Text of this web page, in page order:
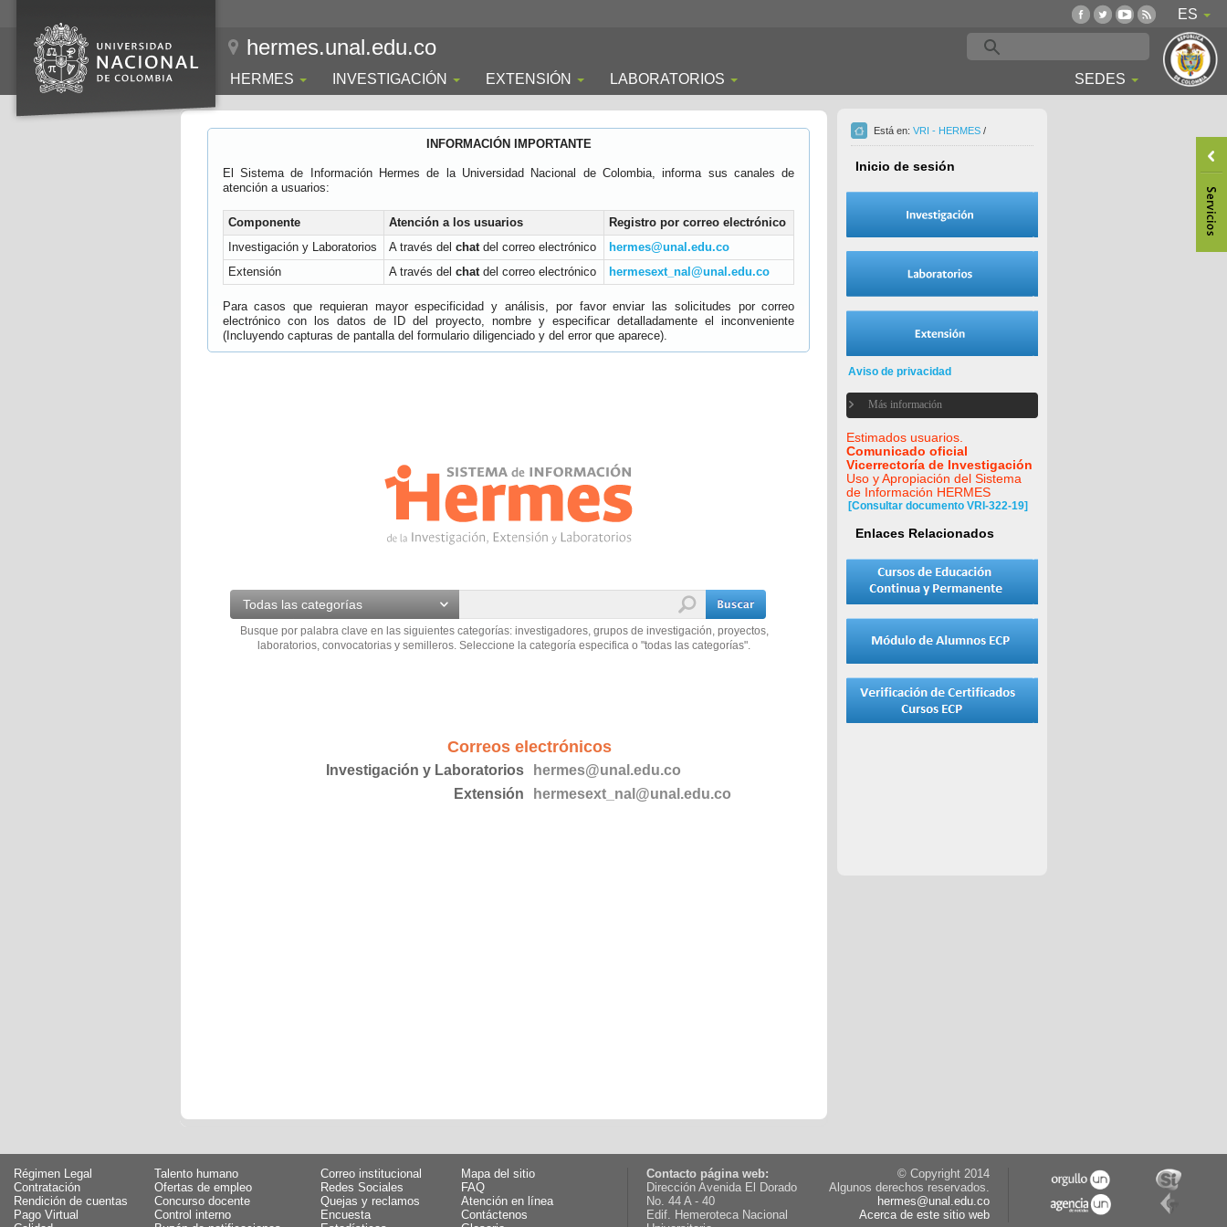
ES
hermes.unal.edu.co
HERMES INVESTIGACIÓN EXTENSIÓN LABORATORIOS SEDES
INFORMACIÓN IMPORTANTE
El Sistema de Información Hermes de la Universidad Nacional de Colombia, informa sus canales de
atención a usuarios:
Componente Atención a los usuarios
Registro por correo electrónico
Investigación y Laboratorios
A través del chatdel correo electrónico
hermes@unal.edu.co
Extensión
A través del chatdel correo electrónico hermesext_nal@unal.edu.co
Para casos que requieran mayor especificidad y análisis, por favor enviar las solicitudes por correo
electrónico con los datos de ID del proyecto, nombre y especificar detalladamente el inconveniente
(Incluyendo capturas de pantalla del formulario diligenciado y del error que aparece).
Todas las categorías
Busque por palabra clave en las siguientes categorías: investigadores, grupos de investigación, proyectos,
laboratorios, convocatorias y semilleros. Seleccione la categoría especifica o "todas las categorías".
Correos electrónicos
Investigación y Laboratorios
hermes@unal.edu.co
Extensión
hermesext_nal@unal.edu.co
Está en: VRI - HERMES /
Inicio de sesión
Aviso de privacidad
Más información
Estimados usuarios.
Comunicado oficial
Vicerrectoría de Investigación
Uso y Apropiación del Sistema
de Información HERMES
[Consultar documento VRI-322-19]
Enlaces Relacionados
Régimen Legal
Talento humano
Contratación
Ofertas de empleo
Rendición de cuentas
Concurso docente
Pago Virtual
Control interno
Correo institucional
Mapa del sitio
Redes Sociales
FAQ
Quejas y reclamos
Atención en línea
Encuesta
Contáctenos
Contacto página web:
Dirección Avenida El Dorado
No. 44 A - 40
Edif. Hemeroteca Nacional
© Copyright 2014
Algunos derechos reservados.
hermes@unal.edu.co
Acerca de este sitio web